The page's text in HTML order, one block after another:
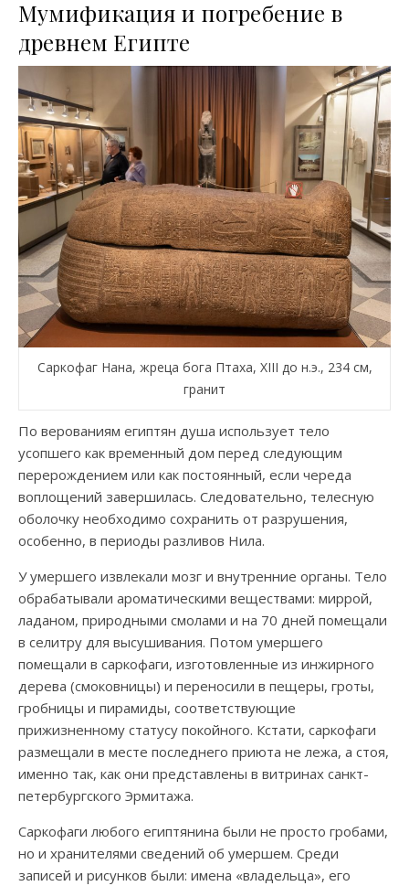
Мумификация и погребение в
древнем Египте
Саркофаг Нана, жреца бога Птаха, XIII до н.э., 234 см,
гранит
По верованиям египтян душа использует тело
усопшего как временный дом перед следующим
перерождением или как постоянный, если череда
воплощений завершилась. Следовательно, телесную
оболочку необходимо сохранить от разрушения,
особенно, в периоды разливов Нила.
У умершего извлекали мозг и внутренние органы. Тело
обрабатывали ароматическими веществами: миррой,
ладаном, природными смолами и на 70 дней помещали
в селитру для высушивания. Потом умершего
помещали в саркофаги, изготовленные из инжирного
дерева (смоковницы) и переносили в пещеры, гроты,
гробницы и пирамиды, соответствующие
прижизненному статусу покойного. Кстати, саркофаги
размещали в месте последнего приюта не лежа, а стоя,
именно так, как они представлены в витринах санкт-
петербургского Эрмитажа.
Саркофаги любого египтянина были не просто гробами,
но и хранителями сведений об умершем. Среди
записей и рисунков были: имена «владельца», его